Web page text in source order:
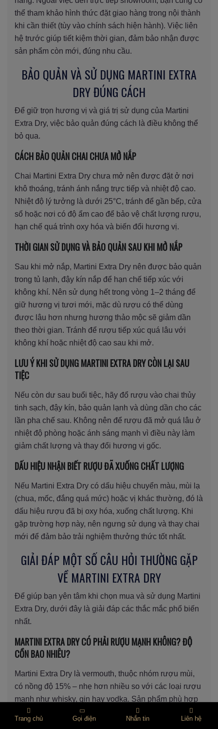
thể tham khảo hình thức đặt giao hàng trong nội thành
khi cần thiết (tùy vào chính sách hiện hành). Việc liên
hệ trước giúp tiết kiệm thời gian, đảm bảo nhận được
sản phẩm còn mới, đúng nhu cầu.
BẢO QUẢN VÀ SỬ DỤNG MARTINI EXTRA
DRY ĐÚNG CÁCH
Để giữ trọn hương vị và giá trị sử dụng của Martini
Extra Dry, việc bảo quản đúng cách là điều không thể
bỏ qua.
CÁCH BẢO QUẢN CHAI CHƯA MỞ NẮP
Chai Martini Extra Dry chưa mở nên được đặt ở nơi
khô thoáng, tránh ánh nắng trực tiếp và nhiệt độ cao.
Nhiệt độ lý tưởng là dưới 25°C, tránh để gần bếp, cửa
sổ hoặc nơi có độ ẩm cao để bảo vệ chất lượng rượu,
hạn chế quá trình oxy hóa và biến đổi hương vị.
THỜI GIAN SỬ DỤNG VÀ BẢO QUẢN SAU KHI MỞ NẮP
Sau khi mở nắp, Martini Extra Dry nên được bảo quản
trong tủ lạnh, đậy kín nắp để hạn chế tiếp xúc với
không khí. Nên sử dụng hết trong vòng 1–2 tháng để
giữ hương vị tươi mới, mặc dù rượu có thể dùng
được lâu hơn nhưng hương thảo mộc sẽ giảm dần
theo thời gian. Tránh để rượu tiếp xúc quá lâu với
không khí hoặc nhiệt độ cao sau khi mở.
LƯU Ý KHI SỬ DỤNG MARTINI EXTRA DRY CÒN LẠI SAU
TIỆC
Nếu còn dư sau buổi tiệc, hãy đổ rượu vào chai thủy
tinh sạch, đậy kín, bảo quản lạnh và dùng dần cho các
lần pha chế sau. Không nên để rượu đã mở quá lâu ở
nhiệt độ phòng hoặc ánh sáng mạnh vì điều này làm
giảm chất lượng và thay đổi hương vị gốc.
DẤU HIỆU NHẬN BIẾT RƯỢU ĐÃ XUỐNG CHẤT LƯỢNG
Nếu Martini Extra Dry có dấu hiệu chuyển màu, mùi lạ
(chua, mốc, đắng quá mức) hoặc vị khác thường, đó là
dấu hiệu rượu đã bị oxy hóa, xuống chất lượng. Khi
gặp trường hợp này, nên ngưng sử dụng và thay chai
mới để đảm bảo trải nghiệm thưởng thức tốt nhất.
GIẢI ĐÁP MỘT SỐ CÂU HỎI THƯỜNG GẶP
VỀ MARTINI EXTRA DRY
Để giúp bạn yên tâm khi chọn mua và sử dụng Martini
Extra Dry, dưới đây là giải đáp các thắc mắc phổ biến
nhất.
MARTINI EXTRA DRY CÓ PHẢI RƯỢU MẠNH KHÔNG? ĐỘ
CỒN BAO NHIÊU?
Martini Extra Dry là vermouth, thuộc nhóm rượu mùi,
có nồng độ 15% – nhẹ hơn nhiều so với các loại rượu
mạnh như whisky, gin hay vodka. Sản phẩm phù hợp
với nhiều đối tượng trưởng thành, kể cả người mới
thử rượu pha chế.
Trang chủ Gọi điện Nhắn tin Liên hệ